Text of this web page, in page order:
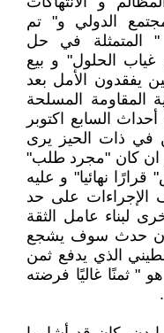
الدولي و" تم
" المتمثلة في حل
غياب الحلول" و بيع
يفقدون الأمل بعد
المقاومة المسلحة
السابع اكتوبر
في ذات الحيز يرى
و ان كان "مجرد طلب"
نهائيا" و عليه
على حد
لبناء عامل الثقة
ان حدث سوف يشجع
الذي يدفع ثمن
" ثمنًا غاليًا فرضته